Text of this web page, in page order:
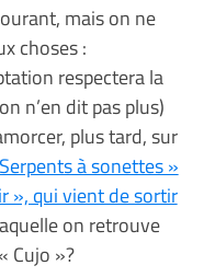
mais on ne
choses :
respectera la
n’en dit pas plus)
plus tard, sur
à sonettes »
», qui vient de sortir
on retrouve
Cujo »?